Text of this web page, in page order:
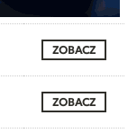
ZOBACZ
ZOBACZ